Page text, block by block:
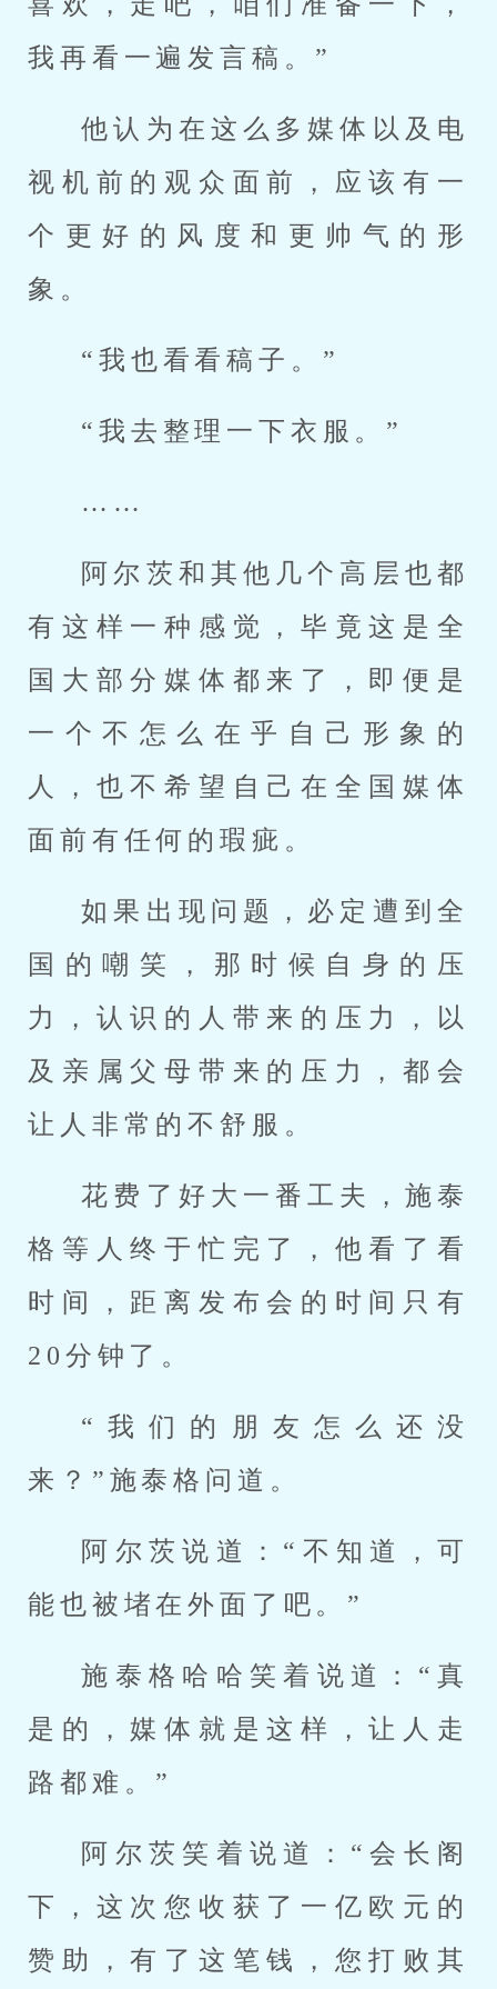
我再看一遍发言稿。”
他认为在这么多媒体以及电
视机前的观众面前，应该有一
个更好的风度和更帅气的形
象。
“我也看看稿子。”
“我去整理一下衣服。”
……
阿尔茨和其他几个高层也都
有这样一种感觉，毕竟这是全
国大部分媒体都来了，即便是
一个不怎么在乎自己形象的
人，也不希望自己在全国媒体
面前有任何的瑕疵。
如果出现问题，必定遭到全
国的嘲笑，那时候自身的压
力，认识的人带来的压力，以
及亲属父母带来的压力，都会
让人非常的不舒服。
花费了好大一番工夫，施泰
格等人终于忙完了，他看了看
时间，距离发布会的时间只有
20分钟了。
“我们的朋友怎么还没
来？”施泰格问道。
阿尔茨说道：“不知道，可
能也被堵在外面了吧。”
施泰格哈哈笑着说道：“真
是的，媒体就是这样，让人走
路都难。”
阿尔茨笑着说道：“会长阁
下，这次您收获了一亿欧元的
赞助，有了这笔钱，您打败其